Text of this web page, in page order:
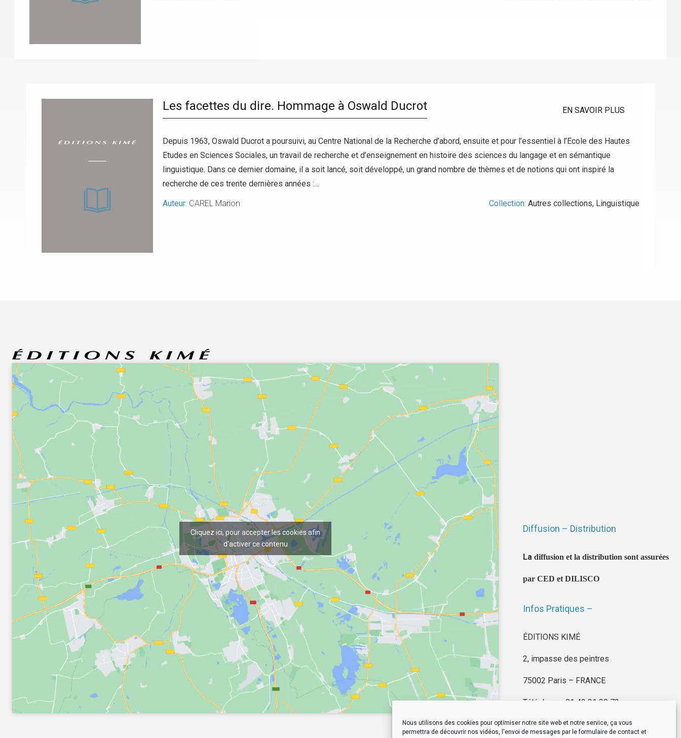
Nous utilisons des cookies pour optimiser notre site web et notre service, ça vous
permettra de découvrir nos vidéos, l'envoi de messages par le formulaire de contact et
Les facettes du dire. Hommage à Oswald Ducrot EN SAVOIR PLUS
Depuis 1963, Oswald Ducrot a poursuivi, au Centre National de la Recherche d’abord, ensuite et pour l’essentiel à l’Ecole des Hautes
Etudes en Sciences Sociales, un travail de recherche et d’enseignement en histoire des sciences du langage et en sémantique
linguistique. Dans ce dernier domaine, il a soit lancé, soit développé, un grand nombre de thèmes et de notions qui ont inspiré la
recherche de ces trente dernières années :…
Auteur: CAREL Marion Collection: Autres collections, Linguistique
Cliquez ici, pour accepter les cookies afin
d'activer ce contenu
Diffusion – Distribution
La diffusion et la distribution sont assurées
par CED et DILISCO
Infos Pratiques –
ÉDITIONS KIMÉ
2, impasse des peintres
75002 Paris – FRANCE
Téléphone : 01 42 21 30 72